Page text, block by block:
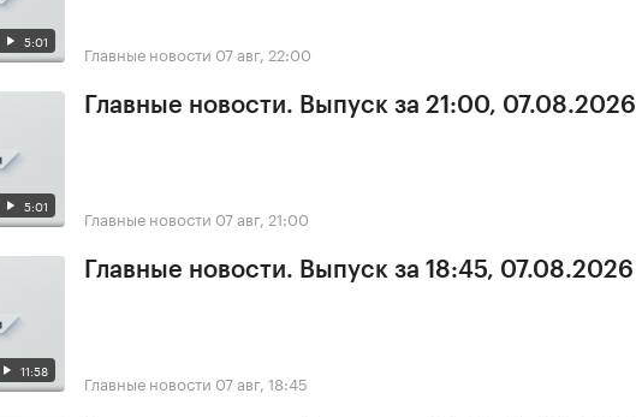
5:01 Главные новости 07 авг, 22:00
5:01
Главные новости. Выпуск за 21:00, 07.08.2026
Главные новости 07 авг, 21:00
11:58
Главные новости. Выпуск за 18:45, 07.08.2026
Главные новости 07 авг, 18:45